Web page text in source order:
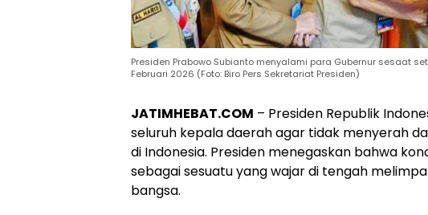
Presiden Prabowo Subianto menyalami para Gubernur sesaat
Februari 2026 (Foto: Biro Pers Sekretariat Presiden)
JATIMHEBAT.COM – Presiden Republik
seluruh kepala daerah agar tidak menyerah
di Indonesia. Presiden menegaskan bahwa
sebagai sesuatu yang wajar di tengah
bangsa.